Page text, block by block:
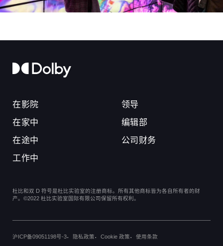
在影院
在家中
在途中
工作中
领导
编辑部
公司财务
杜比和双 D 符号是杜比实验室的注册商标。所有其他商标皆为各自所有者的财
产。©2022 杜比实验室国际有限公司保留所有权利。
沪ICP备09051198号-3 隐私政策 Cookie 政策 使用条款